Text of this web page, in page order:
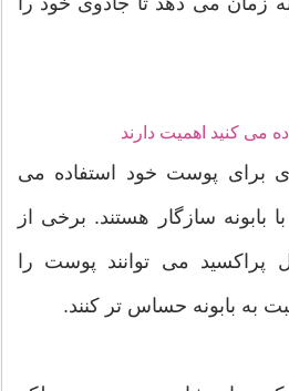
می کنید اهمیت دارند
برای پوست خود استفاده می
بابونه سازگار هستند. برخی از
پراکسید می توانند پوست را
به بابونه حساس تر کنند.